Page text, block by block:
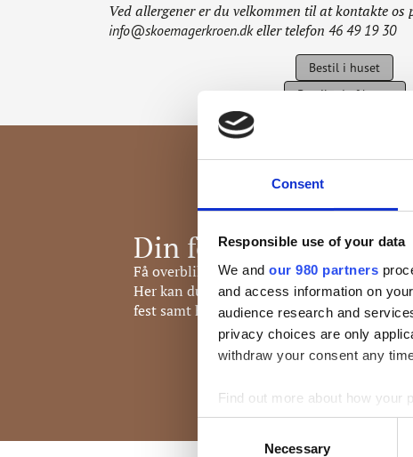
Consent
Responsible use of your data
We and our 980 partners
and access information on
audience research and
privacy choices are only
withdraw your consent any
Find out more about how your
We use cookies to
Necessary
Ved allergener er du velkommen til at kontakte os
info@skoemagerkroen.dkeller telefon 46 49 19 30
Bestil i huset
Bestil ud af huset
Din folder
Få overblik over hele vores koncept i
Her kan du læse meget mere om, hvad vi
fest samt hente vores prisoversigt på vores